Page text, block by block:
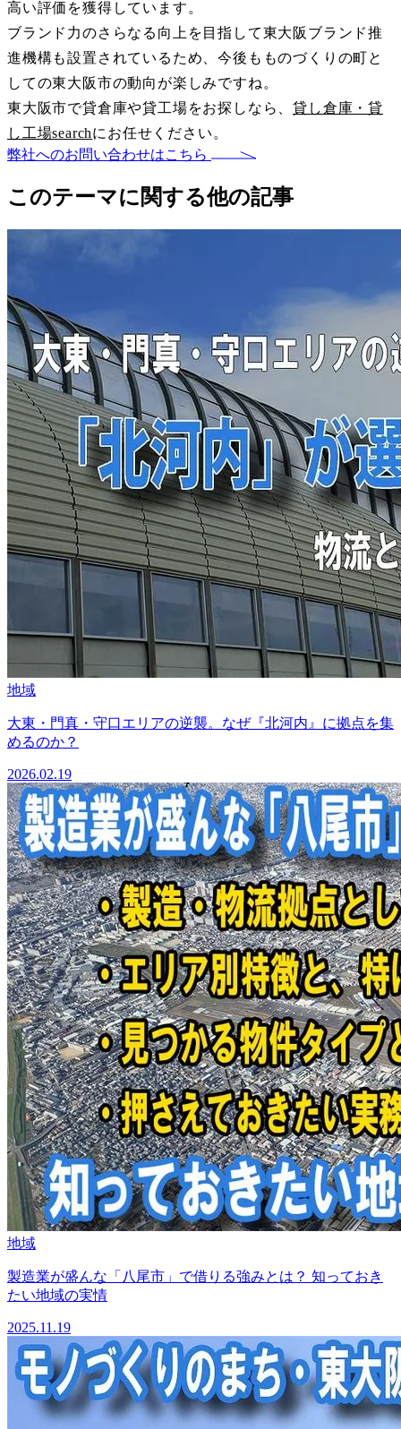
高い評価を獲得しています。
ブランド力のさらなる向上を目指して東大阪ブランド推
進機構も設置されているため、今後もものづくりの町と
しての東大阪市の動向が楽しみですね。
東大阪市で貸倉庫や貸工場をお探しなら、貸し倉庫・貸
し工場searchにお任せください。
弊社へのお問い合わせはこちら
このテーマに関する他の記事
地域
大東・門真・守口エリアの逆襲。なぜ『北河内』に拠点を集
めるのか？
2026.02.19
地域
製造業が盛んな「八尾市」で借りる強みとは？ 知っておき
たい地域の実情
2025.11.19